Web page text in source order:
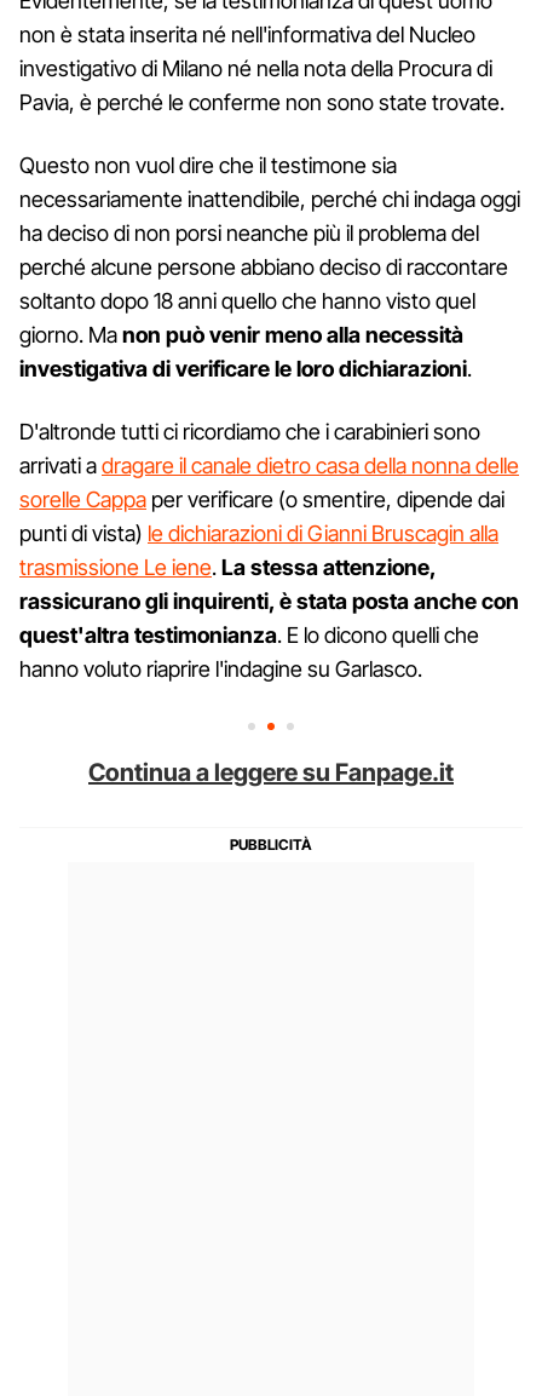
non è stata inserita né nell'informativa del Nucleo
investigativo di Milano né nella nota della Procura di
Pavia, è perché le conferme non sono state trovate.
Questo non vuol dire che il testimone sia
necessariamente inattendibile, perché chi indaga oggi
ha deciso di non porsi neanche più il problema del
perché alcune persone abbiano deciso di raccontare
soltanto dopo 18 anni quello che hanno visto quel
giorno. Manon può venir meno alla necessità
investigativa di verificare le loro dichiarazioni.
D'altronde tutti ci ricordiamo che i carabinieri sono
arrivati adragare il canale dietro casa della nonna delle
sorelle Cappa per verificare (o smentire, dipende dai
punti di vista) le dichiarazioni di Gianni Bruscagin alla
trasmissione Le iene.La stessa attenzione,
rassicurano gli inquirenti, è stata posta anche con
quest'altra testimonianza. E lo dicono quelli che
hanno voluto riaprire l'indagine su Garlasco.
Continua a leggere su Fanpage.it